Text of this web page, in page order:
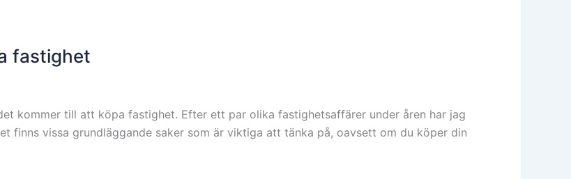
fastighet
kommer till att köpa fastighet. Efter ett par olika fastighetsaffärer under åren har jag
finns vissa grundläggande saker som är viktiga att tänka på, oavsett om du köper din